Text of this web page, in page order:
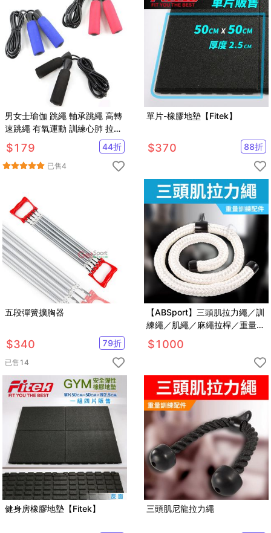
男女士瑜伽 跳繩 軸承跳繩 高轉
速跳繩 有氧運動 訓練心肺 拉力
繩 pvc 繩子【SV6396】
$179 44折
已售4
單片-橡膠地墊【Fitek】
$370 88折
五段彈簧擴胸器
$340 79折
已售 14
【ABSport】三頭肌拉力繩／訓
練繩／肌繩／麻繩拉桿／重量訓
練配件
$1000
健身房橡膠地墊【Fitek】 三頭肌尼龍拉力繩